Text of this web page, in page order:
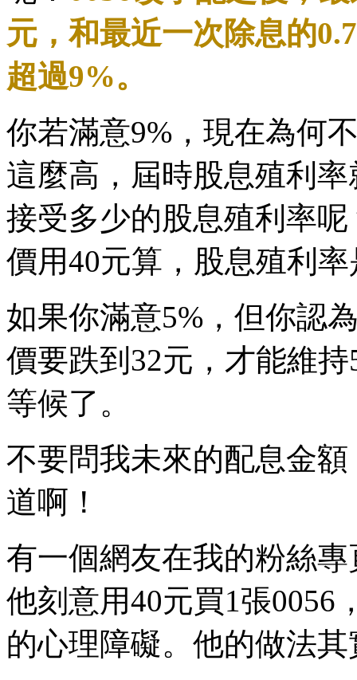
元，和最近一次除息的
超過9%。
你若滿意9%，現在為何
這麼高，屆時股息殖利
接受多少的股息殖利率
價用40元算，股息殖利
如果你滿意5%，但你認
價要跌到32元，才能維
等候了。
不要問我未來的配息金
道啊！
有一個網友在我的粉絲專
他刻意用40元買1張0056
的心理障礙。他的做法